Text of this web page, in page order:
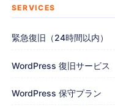
SERVICES
緊急復旧（24時間以内）
WordPress 復旧サービス
WordPress 保守プラン